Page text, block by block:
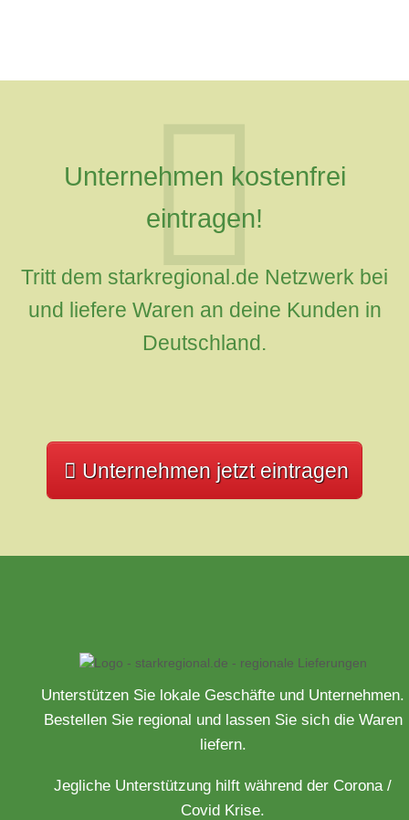
Unternehmen kostenfrei
eintragen!
Tritt dem starkregional.de Netzwerk bei
und liefere Waren an deine Kunden in
Deutschland.
Unternehmen jetzt eintragen
Unterstützen Sie lokale Geschäfte und Unternehmen.
Bestellen Sie regional und lassen Sie sich die Waren
liefern.
Jegliche Unterstützung hilft während der Corona /
Covid Krise.